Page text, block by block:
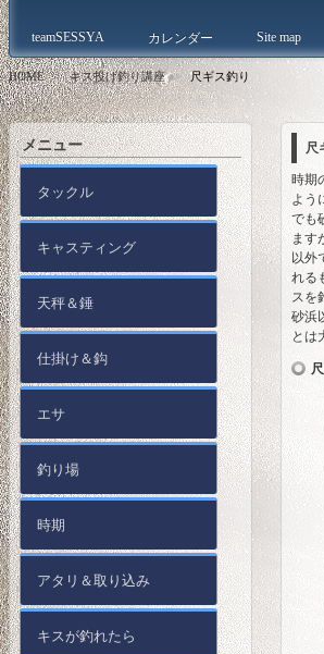
teamSESSYA カレンダー Site map
HOME > キス投げ釣り講座 > 尺ギス釣り
尺
時期
よう
でも
ます
以外
れる
スを
砂浜
とは
メニュー
タックル
キャスティング
天秤＆錘
仕掛け＆鈎
エサ
釣り場
時期
アタリ＆取り込み
キスが釣れたら